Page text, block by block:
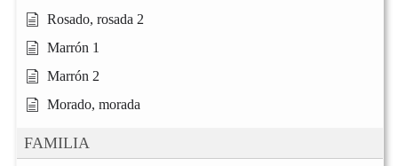
Rosado, rosada 2
Marrón 1
Marrón 2
Morado, morada
FAMILIA